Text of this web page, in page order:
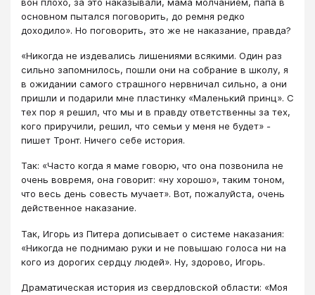
основном пытался поговорить, до ремня редко
доходило». Но поговорить, это же не наказание, правда?
«Никогда не издевались лишениями всякими. Один раз
сильно запомнилось, пошли они на собрание в школу, я
в ожидании самого страшного нервничал сильно, а они
пришли и подарили мне пластинку «Маленький принц». С
тех пор я решил, что мы и в правду ответственны за тех,
кого приручили, решил, что семьи у меня не будет» -
пишет Тронт. Ничего себе история.
Так: «Часто когда я маме говорю, что она позвонила не
очень вовремя, она говорит: «ну хорошо», таким тоном,
что весь день совесть мучает». Вот, пожалуйста, очень
действенное наказание.
Так, Игорь из Питера дописывает о системе наказания:
«Никогда не поднимаю руки и не повышаю голоса ни на
кого из дорогих сердцу людей». Ну, здорово, Игорь.
Драматическая история из свердловской области: «Моя